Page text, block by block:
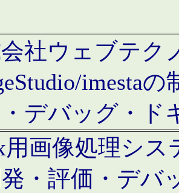
社ウェブテク
imesta
デバッグ・ド
用画像処理シ
・評価・デバ